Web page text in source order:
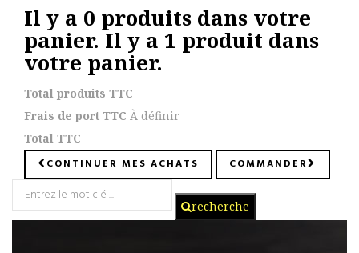
Il y a 0 produits dans votre
panier.Il y a 1 produit dans
votre panier.
Total produits TTC
Frais de port TTC À définir
Total TTC
CONTINUER MES ACHATS COMMANDER
recherche